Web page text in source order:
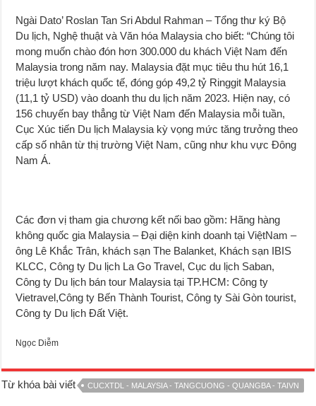
Ngài Dato’ Roslan Tan Sri Abdul Rahman – Tổng thư ký Bộ
Du lịch, Nghệ thuật và Văn hóa Malaysia cho biết: “Chúng tôi
mong muốn chào đón hơn 300.000 du khách Việt Nam đến
Malaysia trong năm nay. Malaysia đặt mục tiêu thu hút 16,1
triệu lượt khách quốc tế, đóng góp 49,2 tỷ Ringgit Malaysia
(11,1 tỷ USD) vào doanh thu du lịch năm 2023. Hiện nay, có
156 chuyến bay thẳng từ Việt Nam đến Malaysia mỗi tuần,
Cục Xúc tiến Du lịch Malaysia kỳ vọng mức tăng trưởng theo
cấp số nhân từ thị trường Việt Nam, cũng như khu vực Đông
Nam Á.
Các đơn vị tham gia chương kết nối bao gồm: Hãng hàng
không quốc gia Malaysia – Đại diện kinh doanh tại ViệtNam –
ông Lê Khắc Trân, khách sạn The Balanket, Khách sạn IBIS
KLCC, Công ty Du lịch La Go Travel, Cục du lịch Saban,
Công ty Du lịch bán tour Malaysia tại TP.HCM: Công ty
Vietravel,Công ty Bến Thành Tourist, Công ty Sài Gòn tourist,
Công ty Du lịch Đất Việt.
Ngọc Diễm
Từ khóa bài viết CUCXTDL - MALAYSIA - TANGCUONG - QUANGBA - TAIVN